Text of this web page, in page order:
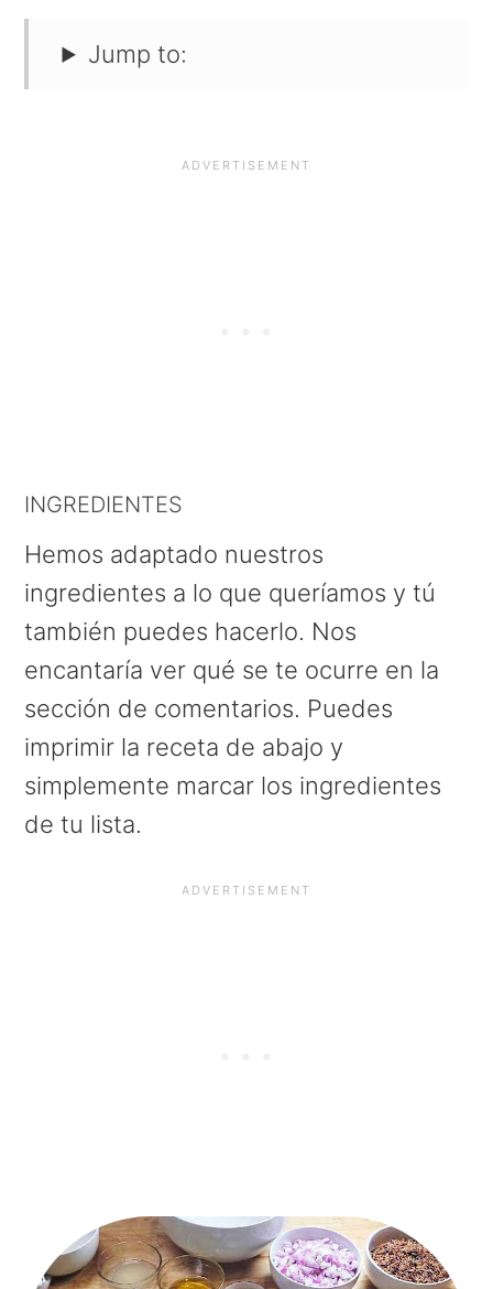
Jump to:
INGREDIENTES
Hemos adaptado nuestros
ingredientes a lo que queríamos y tú
también puedes hacerlo. Nos
encantaría ver qué se te ocurre en la
sección de comentarios. Puedes
imprimir la receta de abajo y
simplemente marcar los ingredientes
de tu lista.